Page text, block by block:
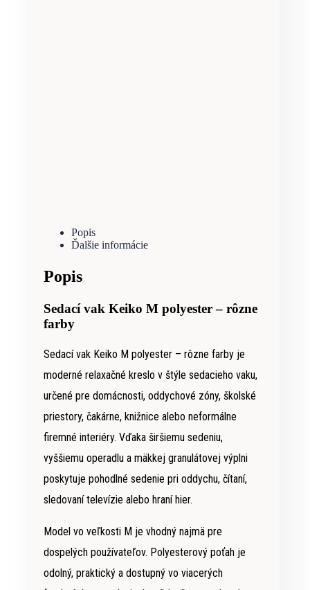
Popis
Ďalšie informácie
Popis
Sedací vak Keiko M polyester – rôzne
farby
Sedací vak Keiko M polyester – rôzne farby je
moderné relaxačné kreslo v štýle sedacieho vaku,
určené pre domácnosti, oddychové zóny, školské
priestory, čakárne, knižnice alebo neformálne
firemné interiéry. Vďaka širšiemu sedeniu,
vyššiemu operadlu a mäkkej granulátovej výplni
poskytuje pohodlné sedenie pri oddychu, čítaní,
sledovaní televízie alebo hraní hier.
Model vo veľkosti M je vhodný najmä pre
dospelých používateľov. Polyesterový poťah je
odolný, praktický a dostupný vo viacerých